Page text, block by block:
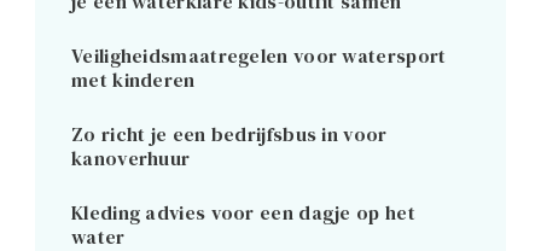
Veiligheidsmaatregelen voor watersport
met kinderen
Zo richt je een bedrijfsbus in voor
kanoverhuur
Kleding advies voor een dagje op het
water